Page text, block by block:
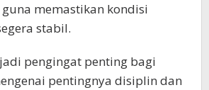
memastikan kondisi
stabil.
pengingat penting bagi
pentingnya disiplin dan